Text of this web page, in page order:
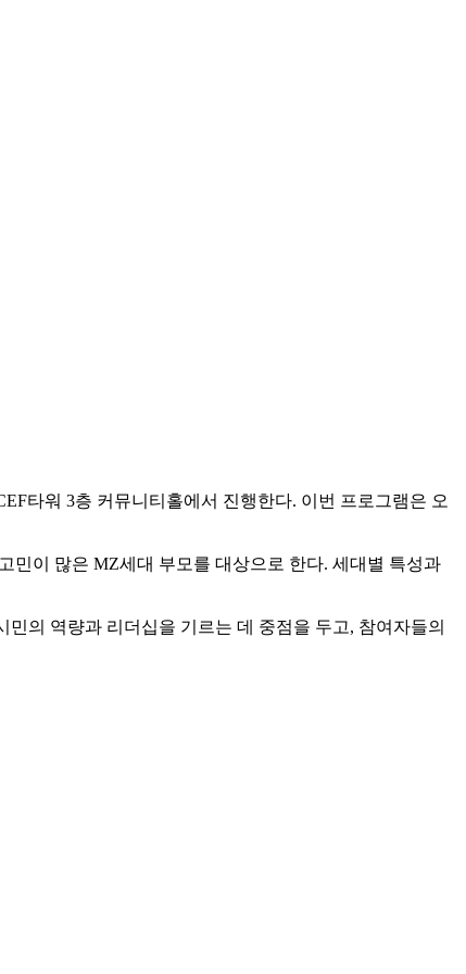
타워 3층 커뮤니티홀에서 진행한다. 이번 프로그램은 오
민이 많은 MZ세대 부모를 대상으로 한다. 세대별 특성과
의 역량과 리더십을 기르는 데 중점을 두고, 참여자들의